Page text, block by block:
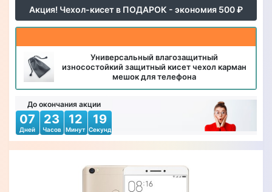
Акция! Чехол-кисет в ПОДАРОК - экономия 500 ₽
Универсальный влагозащитный
износостойкий защитный кисет чехол карман
мешок для телефона
До окончания акции
07
Дней
23
Часов
12
Минут
17
Секунд